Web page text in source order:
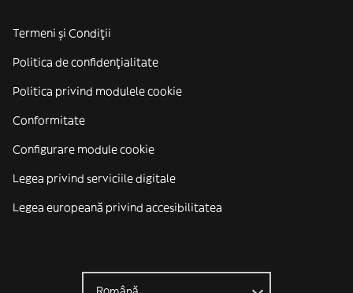
Termeni și Condiții
Politica de confidenţialitate
Politica privind modulele cookie
Conformitate
Configurare module cookie
Legea privind serviciile digitale
Legea europeană privind accesibilitatea